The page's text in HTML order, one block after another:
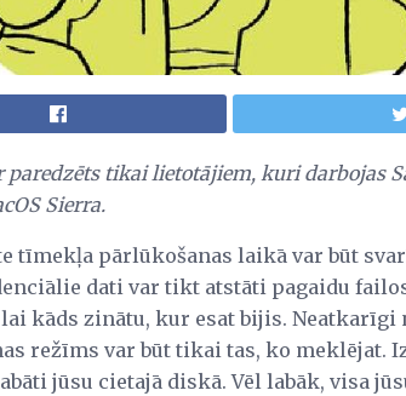
paredzēts tikai lietotājiem, kuri darbojas
Sierra.
tīmekļa pārlūkošanas laikā var būt
dati var tikt atstāti pagaidu
kāds zinātu, kur esat bijis.
režīms var būt tikai tas, ko
jūsu cietajā diskā. Vēl labāk, visa